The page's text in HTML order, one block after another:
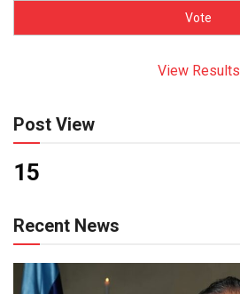
View Results
Post View
15
Recent News